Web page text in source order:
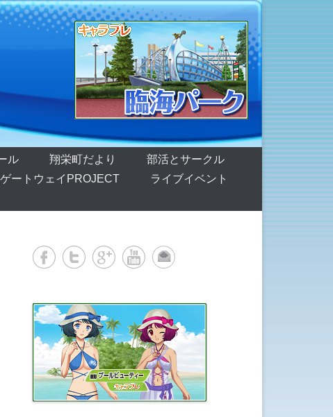
ル 翔栄町だより
部活とサークル
ゲートウェイPROJECT
ライブイベント